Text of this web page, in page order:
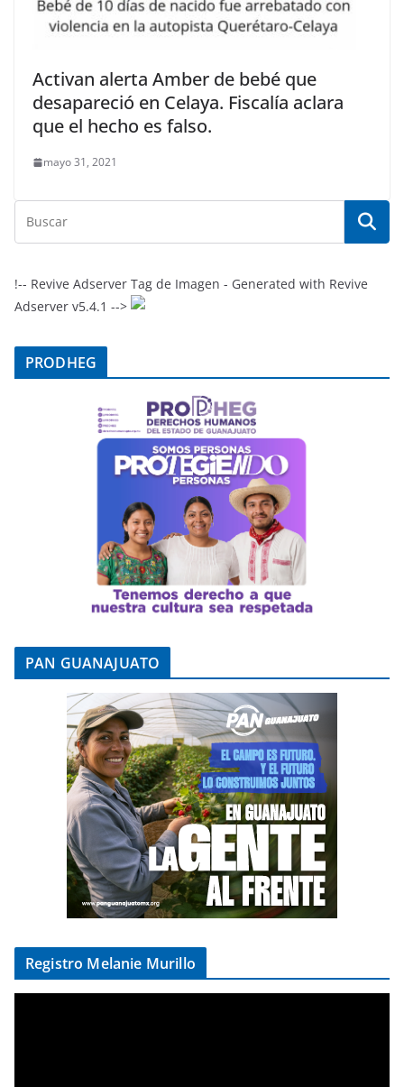
Activan alerta Amber de bebé que
desapareció en Celaya. Fiscalía aclara
que el hecho es falso.
mayo 31, 2021
!-- Revive Adserver Tag de Imagen - Generated with Revive
Adserver v5.4.1 -->
PRODHEG
PAN GUANAJUATO
Registro Melanie Murillo